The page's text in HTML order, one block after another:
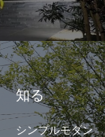
知る
シンプルモダン